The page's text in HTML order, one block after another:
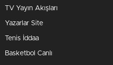
TV Yayın Akışları
Yazarlar Site
Tenis İddaa
Basketbol Canlı